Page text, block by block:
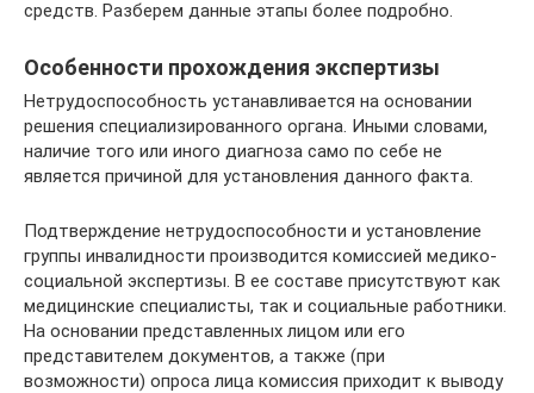
средств. Разберем данные этапы более подробно.
Особенности прохождения экспертизы
Нетрудоспособность устанавливается на основании
решения специализированного органа. Иными словами,
наличие того или иного диагноза само по себе не
является причиной для установления данного факта.
Подтверждение нетрудоспособности и установление
группы инвалидности производится комиссией медико-
социальной экспертизы. В ее составе присутствуют как
медицинские специалисты, так и социальные работники.
На основании представленных лицом или его
представителем документов, а также (при
возможности) опроса лица комиссия приходит к выводу